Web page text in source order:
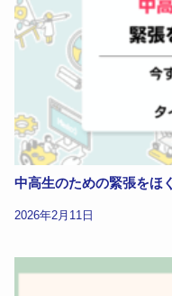
中高生のための緊張をほ
2026年2月11日